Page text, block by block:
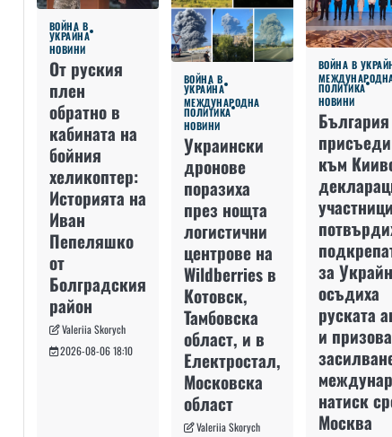
ВОЙНА В
УКРАЙНА
НОВИНИ
От руския
плен
обратно в
кабината на
бойния
хеликоптер:
Историята на
Иван
Пепеляшко
от
Болградския
район
Valeriia Skorych
2026-08-06 18:10
ВОЙНА В
УКРАЙНА
МЕЖДУНАРОДНА
ПОЛИТИКА
НОВИНИ
Украински
дронове
поразиха
през нощта
логистични
центрове на
Wildberries в
Котовск,
Тамбовска
област, и в
Електростал,
Московска
област
Valeriia Skorych
ВОЙНА В
ПОЛИТИКА
НОВИНИ
към
за
осъдиха
руската
и
натиск
Москва